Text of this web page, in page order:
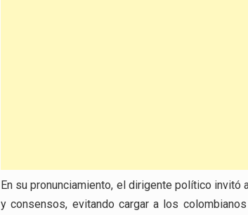
En su pronunciamiento, el dirigente político
y consensos, evitando cargar a los